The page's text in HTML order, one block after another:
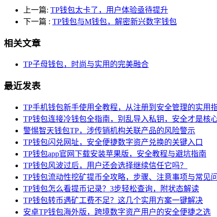
上一篇: TP钱包太卡了，用户体验亟待提升
下一篇 : TP钱包与M钱包，解密新兴数字钱包
相关文章
TP子母钱包，时尚与实用的完美融合
最近发表
TP手机钱包新手使用全教程，从注册到安全管理的实用
TP钱包连接冷钱包全指南，别乱导入私钥，安全才是核
警惕智天钱包TP，涉传销机构关联产品的风险警示
TP钱包闪兑网址，安全便捷数字资产兑换的关键入口
TP钱包app官网下载安装苹果版，安全教程与避坑指南
TP钱包风波过后，用户还会选择继续信任它吗？
TP钱包流动性挖矿提币全攻略，步骤、注意事项与常见
TP钱包怎么看提币记录？3步轻松查询，附状态解读
TP钱包转币遇矿工费不足？这几个实用方案一键解决
安卓TP钱包海外版，跨境数字资产用户的安全便捷之选